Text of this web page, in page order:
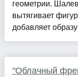
геометрии.
вытягивает
добавляет образу
"Облачный